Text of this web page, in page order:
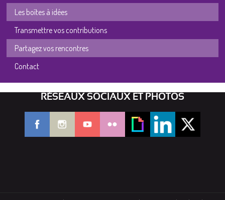
Les boîtes à idées
Transmettre vos contributions
Partagez vos rencontres
Contact
RÉSEAUX SOCIAUX ET PHOTOS